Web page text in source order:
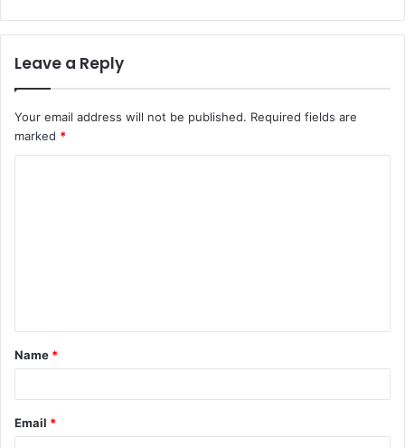
Leave a Reply
Your email address will not be published. Required fields are
marked *
Name *
Email *